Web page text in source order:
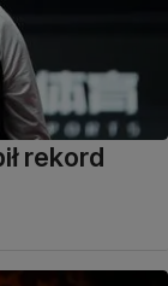
rekord